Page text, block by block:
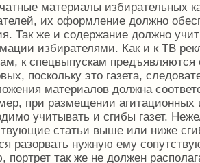
материалы избирательных
их оформление должно
Так же и содержание должно
избирателями. Как и к ТВ
к спецвыпускам
поскольку это газета,
материалов должна
при размещении
учитывать и сгибы газет.
статьи выше или ниже
разорвать нужную ему
портрет так же не должен